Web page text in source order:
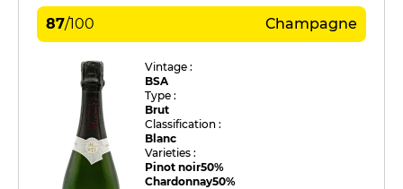
87/100 Champagne
Vintage :
BSA
Type :
Brut
Classification :
Blanc
Varieties :
Pinot noir50%
Chardonnay50%